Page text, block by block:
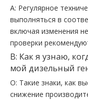
A: Регулярное
выполняться в
включая изменения
проверки
В: Как я узнаю,
мой дизельный
О: Такие знаки, как
снижение